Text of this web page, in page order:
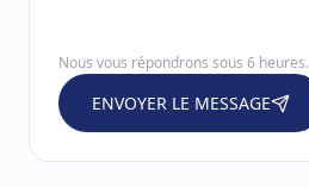
Nous vous répondrons sous 6 heures.
ENVOYER LE MESSAGE